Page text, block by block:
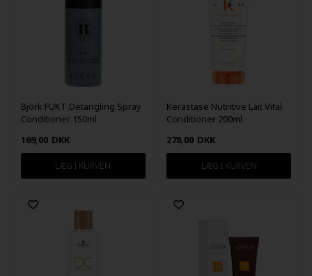
Björk FUKT Detangling Spray
Conditioner 150ml
169,00 DKK
Kerastase Nutritive Lait Vital
Conditioner 200ml
278,00 DKK